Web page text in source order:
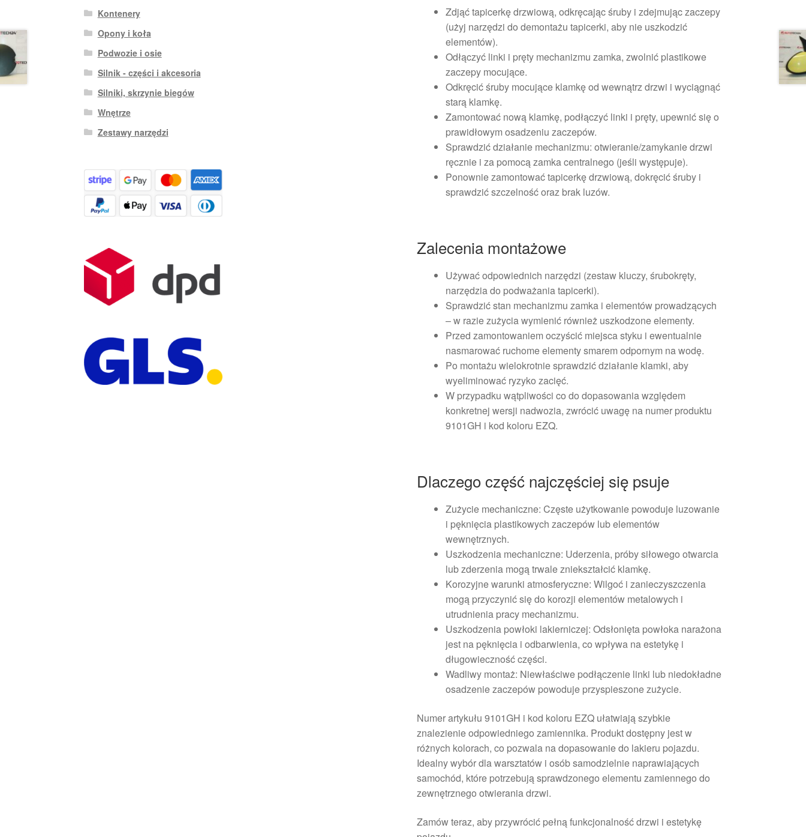
Zdjąć tapicerkę drzwiową, odkręcając śruby i zdejmując zaczepy
(użyj narzędzi do demontażu tapicerki, aby nie uszkodzić
elementów).
Odłączyć linki i pręty mechanizmu zamka, zwolnić plastikowe
zaczepy mocujące.
Odkręcić śruby mocujące klamkę od wewnątrz drzwi i wyciągnąć
starą klamkę.
Zamontować nową klamkę, podłączyć linki i pręty, upewnić się o
prawidłowym osadzeniu zaczepów.
Sprawdzić działanie mechanizmu: otwieranie/zamykanie drzwi
ręcznie i za pomocą zamka centralnego (jeśli występuje).
Ponownie zamontować tapicerkę drzwiową, dokręcić śruby i
sprawdzić szczelność oraz brak luzów.
Zalecenia montażowe
Używać odpowiednich narzędzi (zestaw kluczy, śrubokręty,
narzędzia do podważania tapicerki).
Sprawdzić stan mechanizmu zamka i elementów prowadzących
– w razie zużycia wymienić również uszkodzone elementy.
Przed zamontowaniem oczyścić miejsca styku i ewentualnie
nasmarować ruchome elementy smarem odpornym na wodę.
Po montażu wielokrotnie sprawdzić działanie klamki, aby
wyeliminować ryzyko zacięć.
W przypadku wątpliwości co do dopasowania względem
konkretnej wersji nadwozia, zwrócić uwagę na numer produktu
9101GH i kod koloru EZQ.
Dlaczego część najczęściej się psuje
Zużycie mechaniczne: Częste użytkowanie powoduje luzowanie
i pęknięcia plastikowych zaczepów lub elementów
wewnętrznych.
Uszkodzenia mechaniczne: Uderzenia, próby siłowego otwarcia
lub zderzenia mogą trwale zniekształcić klamkę.
Korozyjne warunki atmosferyczne: Wilgoć i zanieczyszczenia
mogą przyczynić się do korozji elementów metalowych i
utrudnienia pracy mechanizmu.
Uszkodzenia powłoki lakierniczej: Odsłonięta powłoka narażona
jest na pęknięcia i odbarwienia, co wpływa na estetykę i
długowieczność części.
Wadliwy montaż: Niewłaściwe podłączenie linki lub niedokładne
osadzenie zaczepów powoduje przyspieszone zużycie.
Numer artykułu 9101GH i kod koloru EZQ ułatwiają szybkie
znalezienie odpowiedniego zamiennika. Produkt dostępny jest w
różnych kolorach, co pozwala na dopasowanie do lakieru pojazdu.
Idealny wybór dla warsztatów i osób samodzielnie naprawiających
samochód, które potrzebują sprawdzonego elementu zamiennego do
zewnętrznego otwierania drzwi.
Zamów teraz, aby przywrócić pełną funkcjonalność drzwi i estetykę
Kontenery
Opony i koła
Podwozie i osie
Silnik - części i akcesoria
Silniki, skrzynie biegów
Wnętrze
Zestawy narzędzi